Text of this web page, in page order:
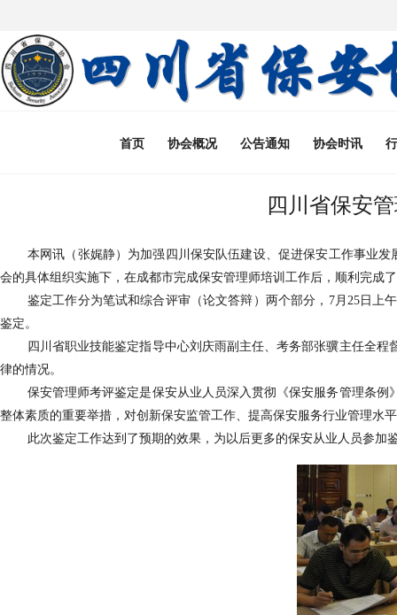
首页 协会概况 公告通知 协会时讯
四川省保安
本网讯（张娓静）为加强四川保安队伍建设、促进保安工作事业发
会的具体组织实施下，在成都市完成保安管理师培训工作后，顺利完成
鉴定工作分为笔试和综合评审（论文答辩）两个部分，7月25日上
鉴定。
四川省职业技能鉴定指导中心刘庆雨副主任、考务部张骥主任全程
律的情况。
保安管理师考评鉴定是保安从业人员深入贯彻《保安服务管理条
整体素质的重要举措，对创新保安监管工作、提高保安服务行业管理水
此次鉴定工作达到了预期的效果，为以后更多的保安从业人员参加